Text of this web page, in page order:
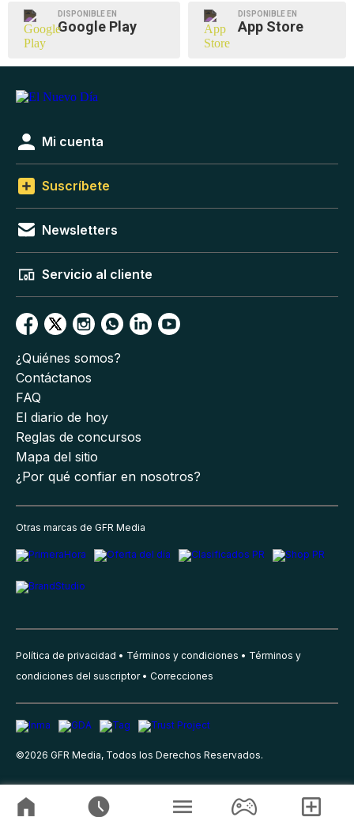
DISPONIBLE EN
Google Play
DISPONIBLE EN
App Store
Mi cuenta
Suscríbete
Newsletters
Servicio al cliente
¿Quiénes somos?
Contáctanos
FAQ
El diario de hoy
Reglas de concursos
Mapa del sitio
¿Por qué confiar en nosotros?
Otras marcas de GFR Media
Política de privacidad Términos y condiciones
Términos y
condiciones del suscriptor
Correcciones
©2026 GFR Media, Todos los Derechos Reservados.